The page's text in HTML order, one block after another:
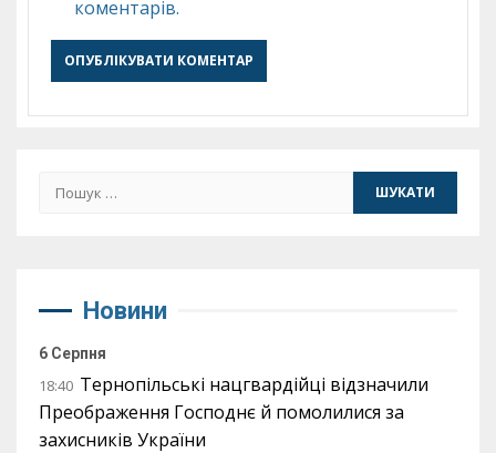
коментарів.
Пошук:
Новини
6 Серпня
18:40 Тернопільські нацгвардійці відзначили
Преображення Господнє й помолилися за
захисників України